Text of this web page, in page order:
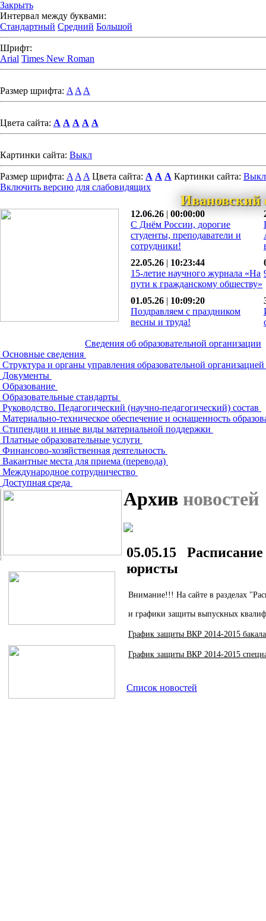
Закрыть
Интервал между буквами:
Стандартный Средний Большой
Шрифт:
Arial Times New Roman
Размер шрифта: A A A
Цвета сайта: A A A A A
Картинки сайта: Выкл
Размер шрифта: A A A Цвета сайта: A A A Картинки сайта: Выкл
Включить версию для слабовидящих
12.06.26 | 00:00:00
С Днём России, дорогие
студенты, преподаватели и
сотрудники!
22.05.26 | 10:23:44
15-летие научного журнала «На
пути к гражданскому обществу»
01.05.26 | 10:09:20
Поздравляем с праздником
весны и труда!
Сведения об образовательной организации
Основные сведения
Структура и органы управления образовательной организацией
Документы
Образование
Образовательные стандарты
Руководство. Педагогический (научно-педагогический) состав
Материально-техническое обеспечение и оснащенность
Стипендии и иные виды материальной поддержки
Платные образовательные услуги
Финансово-хозяйственная деятельность
Вакантные места для приема (перевода)
Международное сотрудничество
Доступная среда
Архив новостей
05.05.15
юристы
Внимание!!! На сайте в разделах
и графики защиты выпускных
График защиты ВКР 2014-2015
График защиты ВКР 2014-2015
Список новостей